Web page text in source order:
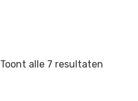
Toont alle 7 resultaten